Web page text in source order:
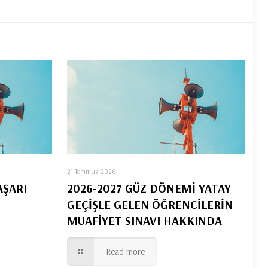
21 Temmuz 2026
2026-2027 GÜZ DÖNEMİ YATAY
GEÇİŞLE GELEN ÖĞRENCİLERİN
MUAFİYET SINAVI HAKKINDA
Read more